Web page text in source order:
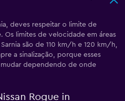
deves respeitar o limite de
limites de velocidade em áreas
são de 110 km/h e 120 km/h,
a sinalização, porque esses
dependendo de onde
Rogue in